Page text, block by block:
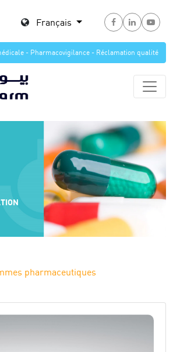
Français
- Pharmacovigilance - Réclamation qualité
pharmaceutiques